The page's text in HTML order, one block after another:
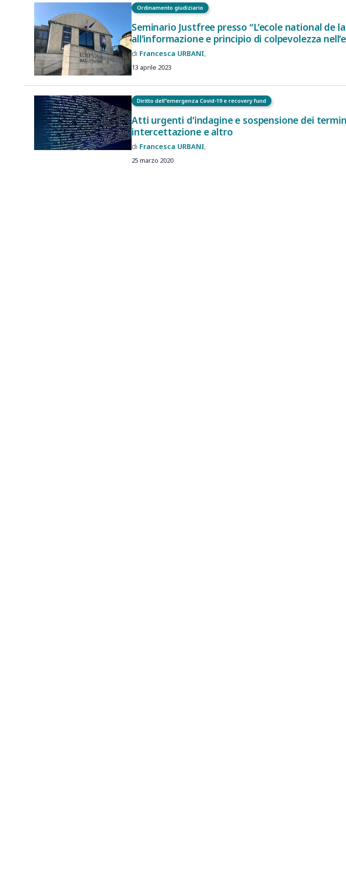
Ordinamento giudiziario
Seminario Justfree presso “L’ecole national
all’informazione e principio di colpevolezza
Francesca URBANI
13 aprile 2023
Diritto dell”emergenza Covid-19 e recovery fund
Atti urgenti d’indagine e sospensione dei
intercettazione e altro
Francesca URBANI
25 marzo 2020